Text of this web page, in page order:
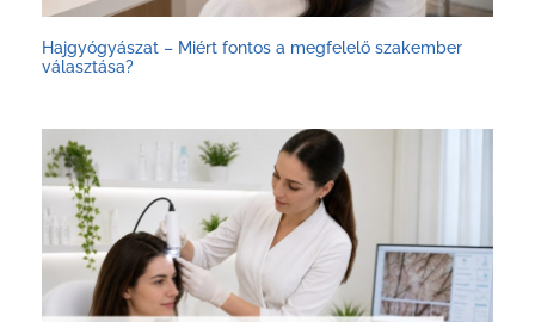
Hajgyógyászat – Miért fontos a megfelelő szakember
választása?